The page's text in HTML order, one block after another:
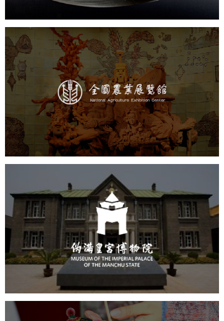
农业展览馆
文化艺术 展馆网站建设
博物馆展厅设计
数字博物馆建设
展厅空间设计
企业展厅设计
公司展厅设计
北京展厅设计 产品展厅设计
伪满皇宫博物院
文化艺术 博物馆 智慧博物馆 博物馆网站建设